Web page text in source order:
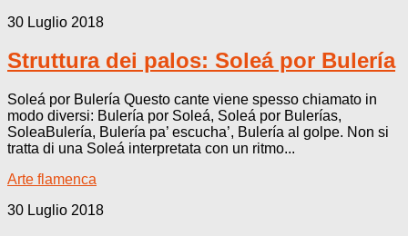
30 Luglio 2018
Struttura dei palos: Soleá por Bulería
Soleá por Bulería Questo cante viene spesso chiamato in
modo diversi: Bulería por Soleá, Soleá por Bulerías,
SoleaBulería, Bulería pa’ escucha’, Bulería al golpe. Non si
tratta di una Soleá interpretata con un ritmo...
Arte flamenca
30 Luglio 2018